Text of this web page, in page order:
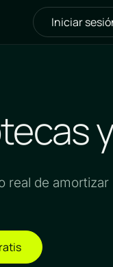
Iniciar
real de amortizar